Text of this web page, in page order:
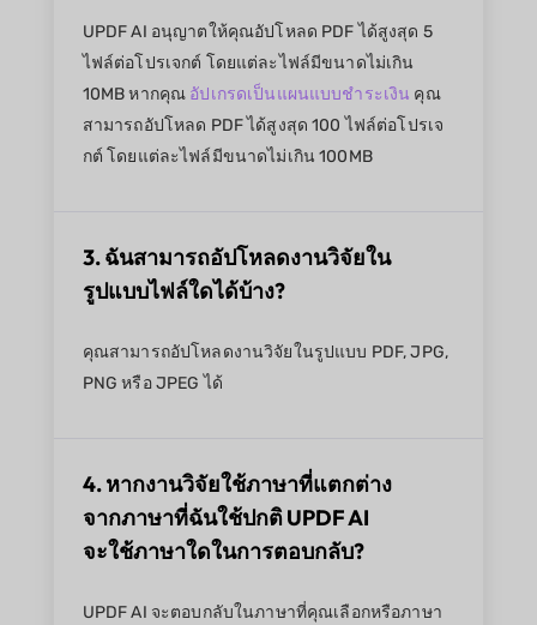
UPDF AI อนุญาตให้คุณอัปโหลด PDF ได้สูงสุด 5
ไฟล์ต่อโปรเจกต์ โดยแต่ละไฟล์มีขนาดไม่เกิน
10MB หากคุณ อัปเกรดเป็นแผนแบบชำระเงิน คุณ
สามารถอัปโหลด PDF ได้สูงสุด 100 ไฟล์ต่อโปรเจ
กต์ โดยแต่ละไฟล์มีขนาดไม่เกิน 100MB
3. ฉันสามารถอัปโหลดงานวิจัยใน
รูปแบบไฟล์ใดได้บ้าง?
คุณสามารถอัปโหลดงานวิจัยในรูปแบบ PDF, JPG,
PNG หรือ JPEG ได้
4. หากงานวิจัยใช้ภาษาที่แตกต่าง
จากภาษาที่ฉันใช้ปกติ UPDF AI
จะใช้ภาษาใดในการตอบกลับ?
UPDF AI จะตอบกลับในภาษาที่คุณเลือกหรือภาษา